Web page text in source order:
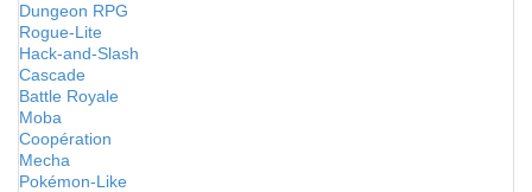
Dungeon RPG
Rogue-Lite
Hack-and-Slash
Cascade
Battle Royale
Moba
Coopération
Mecha
Pokémon-Like